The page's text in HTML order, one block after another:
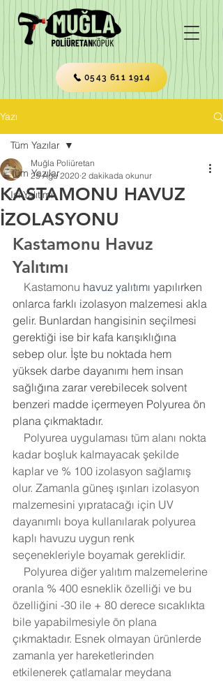
0543 611 1914
Yazı
Tüm Yazılar
Isı Yalıtımı
Tüm Yazılar
KASTAMONU HAVUZ
İZOLASYONU
Muğla Poliüretan
25 Ağu 2020 2 dakikada okunur
Kastamonu Havuz
Yalıtımı
    Kastamonu
havuz yalıtımı yapılırken
onlarca farklı izolasyon malzemesi akla
gelir. Bunlardan hangisinin seçilmesi
gerektiği ise bir kafa karışıklığına
sebep olur. İşte bu noktada hem
yüksek darbe dayanımı hem insan
sağlığına zarar verebilecek solvent
benzeri madde içermeyen Polyurea ön
plana çıkmaktadır.
kadar boşluk kalmayacak şekilde
kaplar ve % 100 izolasyon sağlamış
olur. Zamanla güneş ışınları izolasyon
malzemesini yıpratacağı için UV
dayanımlı boya kullanılarak polyurea
kaplı havuzu uygun renk
seçenekleriyle boyamak gereklidir.
oranla % 400 esneklik özelliği ve bu
özelliğini -30 ile + 80 derece sıcaklıkta
bile yapabilmesiyle ön plana
çıkmaktadır. Esnek olmayan ürünlerde
zamanla yer hareketlerinden
etkilenerek çatlamalar meydana